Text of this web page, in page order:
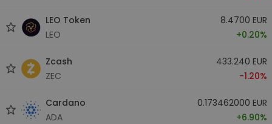
LEO Token
LEO
8.4700 EUR
+0.20%
Zcash
ZEC
433.240 EUR
-1.20%
Cardano
ADA
0.173462000 EUR
+6.90%